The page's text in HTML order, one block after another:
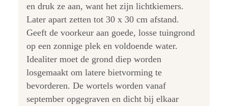
en druk ze aan, want het zijn lichtkiemers.
Later apart zetten tot 30 x 30 cm afstand.
Geeft de voorkeur aan goede, losse tuingrond
op een zonnige plek en voldoende water.
Idealiter moet de grond diep worden
losgemaakt om latere bietvorming te
bevorderen. De wortels worden vanaf
september opgegraven en dicht bij elkaar